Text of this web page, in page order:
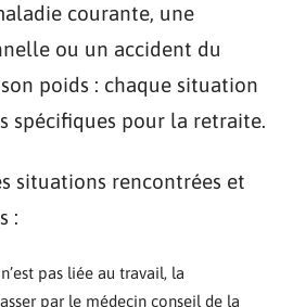
courante, une
ou un accident du
poids : chaque situation
spécifiques pour la retraite.
situations rencontrées et
:
pas liée au travail, la
par le médecin conseil de la